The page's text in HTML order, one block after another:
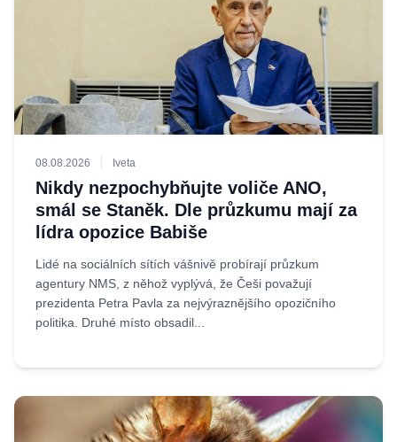
08.08.2026 Iveta
Nikdy nezpochybňujte voliče ANO,
smál se Staněk. Dle průzkumu mají za
lídra opozice Babiše
Lidé na sociálních sítích vášnivě probírají průzkum
agentury NMS, z něhož vyplývá, že Češi považují
prezidenta Petra Pavla za nejvýraznějšího opozičního
politika. Druhé místo obsadil...